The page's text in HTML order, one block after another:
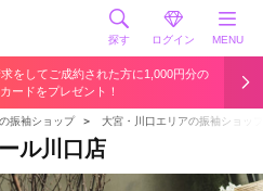
探す ログイン MENU
をしてご成約された方に1,000円分の
ードをプレゼント！
振袖ショップ ＞ 大宮・川口エリアの振袖ショップ
ル川口店